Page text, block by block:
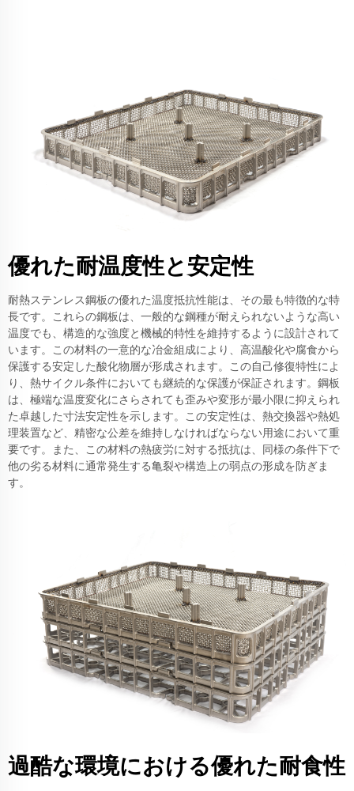
優れた耐温度性と安定性
耐熱ステンレス鋼板の優れた温度抵抗性能は、その最も特徴的な特
長です。これらの鋼板は、一般的な鋼種が耐えられないような高い
温度でも、構造的な強度と機械的特性を維持するように設計されて
います。この材料の一意的な冶金組成により、高温酸化や腐食から
保護する安定した酸化物層が形成されます。この自己修復特性によ
り、熱サイクル条件においても継続的な保護が保証されます。鋼板
は、極端な温度変化にさらされても歪みや変形が最小限に抑えられ
た卓越した寸法安定性を示します。この安定性は、熱交換器や熱処
理装置など、精密な公差を維持しなければならない用途において重
要です。また、この材料の熱疲労に対する抵抗は、同様の条件下で
他の劣る材料に通常発生する亀裂や構造上の弱点の形成を防ぎま
す。
過酷な環境における優れた耐食性